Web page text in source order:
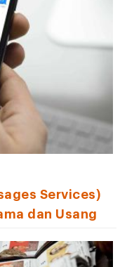
Services)
dan Usang